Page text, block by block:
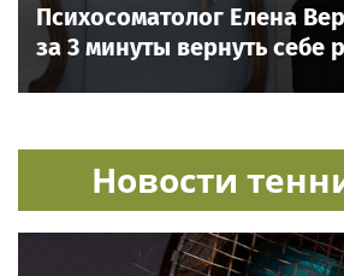
Психосоматолог Елена
за 3 минуты вернуть себе
Новости